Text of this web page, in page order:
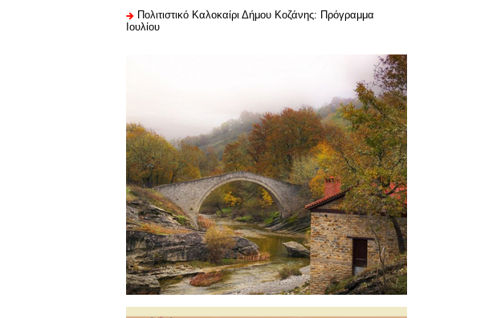
Πολιτιστικό Καλοκαίρι Δήμου Κοζάνης: Πρόγραμμα
Ιουλίου